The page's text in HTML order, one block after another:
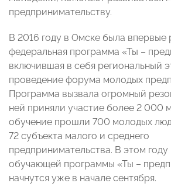
предпринимательству.
В 2016 году в Омске была впервые
федеральная программа «Ты ­–
включившая в себя региональный
проведение форума молодых
Программа вызвала огромный
ней приняли участие более 2 000
обучение прошли 700 молодых
72 субъекта малого и среднего
предпринимательства. В этом
обучающей программы «Ты –
начнутся уже в начале сентября.